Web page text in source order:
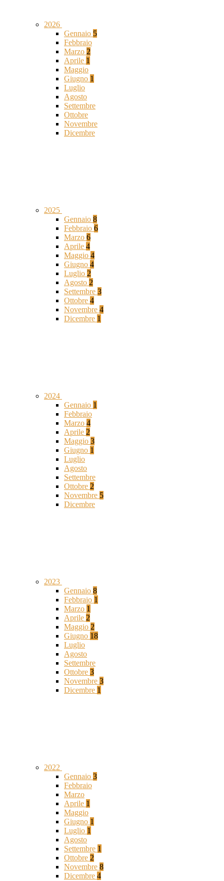
2026
Gennaio 5
Febbraio
Marzo 2
Aprile 1
Maggio
Giugno 1
Luglio
Agosto
Settembre
Ottobre
Novembre
Dicembre
2025
Gennaio 8
Febbraio 6
Marzo 6
Aprile 4
Maggio 4
Giugno 4
Luglio 2
Agosto 2
Settembre 3
Ottobre 4
Novembre 4
Dicembre 1
2024
Gennaio 1
Febbraio
Marzo 4
Aprile 2
Maggio 3
Giugno 1
Luglio
Agosto
Settembre
Ottobre 2
Novembre 5
Dicembre
2023
Gennaio 8
Febbraio 1
Marzo 1
Aprile 2
Maggio 2
Giugno 18
Luglio
Agosto
Settembre
Ottobre 3
Novembre 3
Dicembre 1
2022
Gennaio 3
Febbraio
Marzo
Aprile 1
Maggio
Giugno 1
Luglio 1
Agosto
Settembre 1
Ottobre 2
Novembre 8
Dicembre 4